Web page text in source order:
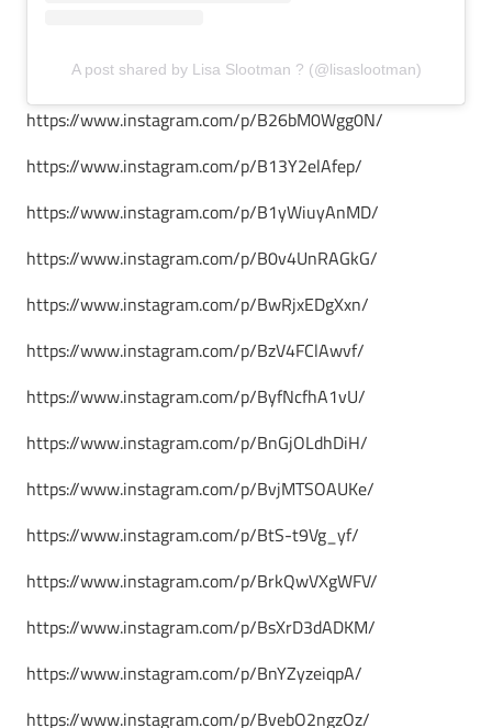
A post shared by Lisa Slootman ? (@lisaslootman)
https://www.instagram.com/p/B26bM0Wgg0N/
https://www.instagram.com/p/B13Y2elAfep/
https://www.instagram.com/p/B1yWiuyAnMD/
https://www.instagram.com/p/B0v4UnRAGkG/
https://www.instagram.com/p/BwRjxEDgXxn/
https://www.instagram.com/p/BzV4FClAwvf/
https://www.instagram.com/p/ByfNcfhA1vU/
https://www.instagram.com/p/BnGjOLdhDiH/
https://www.instagram.com/p/BvjMTSOAUKe/
https://www.instagram.com/p/BtS-t9Vg_yf/
https://www.instagram.com/p/BrkQwVXgWFV/
https://www.instagram.com/p/BsXrD3dADKM/
https://www.instagram.com/p/BnYZyzeiqpA/
https://www.instagram.com/p/BvebO2ngzOz/